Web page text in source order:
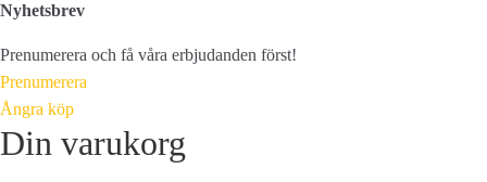
Nyhetsbrev
Prenumerera och få våra erbjudanden först!
Prenumerera
Ångra köp
Din varukorg